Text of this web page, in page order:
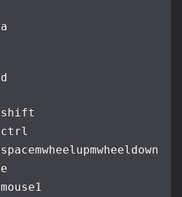
a
d
shift
ctrl
spacemwheelupmwheeldown
e
mouse1